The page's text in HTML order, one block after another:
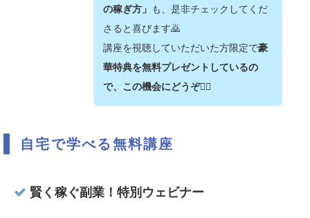
の稼ぎ方」 も、是非チェックしてくだ
さると喜びます🙇‍
講座を視聴していただいた方限定で豪
華特典を無料プレゼントしているの
で、この機会にどうぞ💁‍♂️
自宅で学べる無料講座
賢く稼ぐ副業！特別ウェビナー